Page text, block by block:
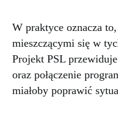
W praktyce oznacza
mieszczącymi się w
Projekt PSL
oraz połączenie
miałoby poprawić